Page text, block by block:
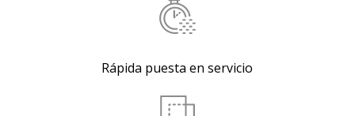
Rápida puesta en servicio